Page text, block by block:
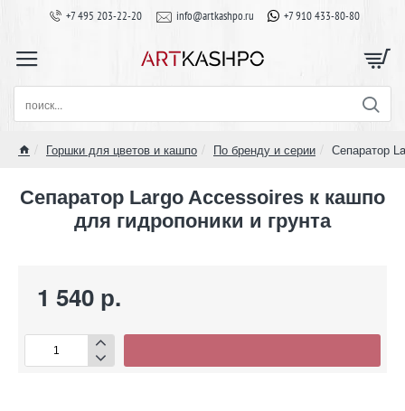
+7 495 203-22-20 info@artkashpo.ru +7 910 433-80-80
поиск...
Горшки для цветов и кашпо По бренду и серии Сепаратор
Сепаратор Largo Accessoires к кашпо
для гидропоники и грунта
1 540 р.